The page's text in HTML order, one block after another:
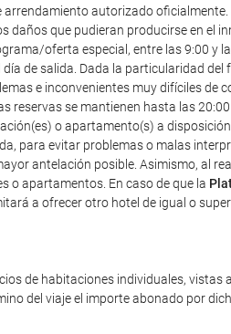
autorizado oficialmente.
que pudieran producirse en el
oferta especial, entre las 9:00 y
de salida. Dada la particularidad
e inconvenientes muy difíciles de
reservas se mantienen hasta las
o apartamento(s) a
para evitar problemas o malas
antelación posible. Asimismo, al
o apartamentos. En caso de que la
a ofrecer otro hotel de igual o
de habitaciones individuales, vistas
del viaje el importe abonado por